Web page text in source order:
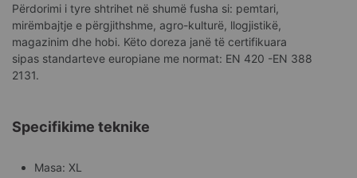
Përdorimi i tyre shtrihet në shumë fusha si: pemtari,
mirëmbajtje e përgjithshme, agro-kulturë, llogjistikë,
magazinim dhe hobi. Këto doreza janë të certifikuara
sipas standarteve europiane me normat: EN 420 -EN 388
2131.
Specifikime teknike
Masa: XL